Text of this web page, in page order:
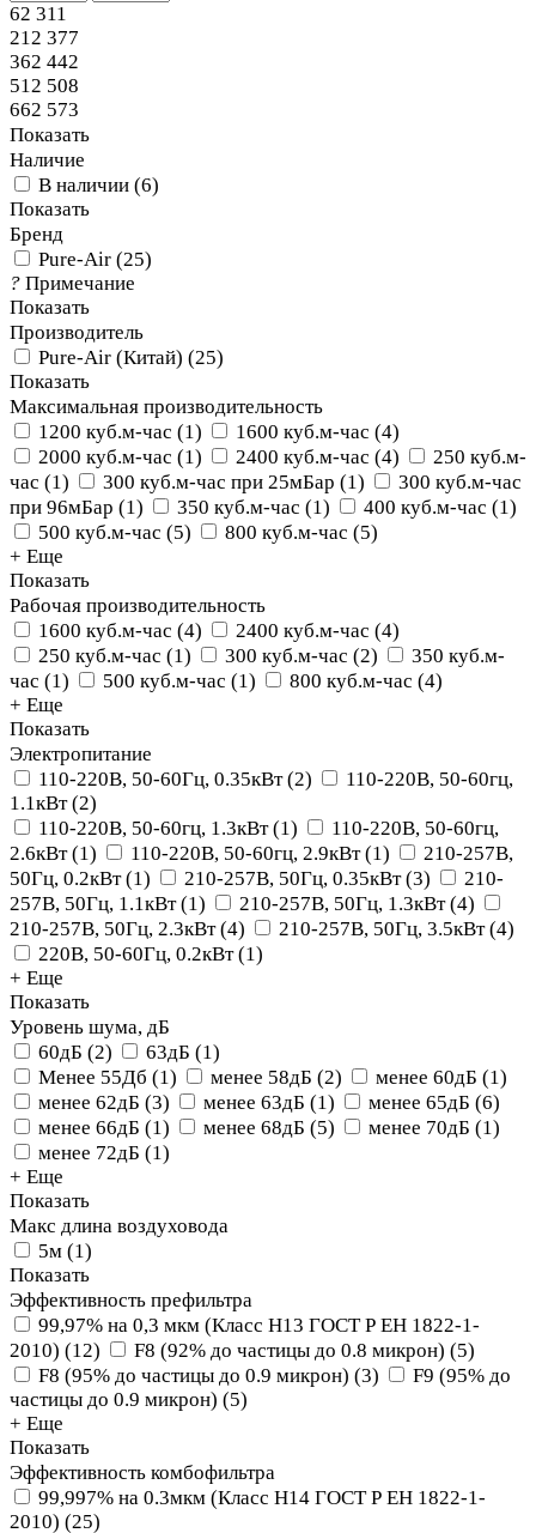
62 311
212 377
362 442
512 508
662 573
Показать
Наличие
В наличии (6)
Показать
Бренд
Pure-Air (25)
? Примечание
Показать
Производитель
Pure-Air (Китай) (25)
Показать
Максимальная производительность
1200 куб.м-час (1) 1600 куб.м-час (4)
2000 куб.м-час (1) 2400 куб.м-час (4)
250 куб.м-
час (1) 300 куб.м-час при 25мБар (1)
300 куб.м-час
при 96мБар (1) 350 куб.м-час (1) 400 куб.м-час (1)
500 куб.м-час (5) 800 куб.м-час (5)
+ Еще
Показать
Рабочая производительность
1600 куб.м-час (4) 2400 куб.м-час (4)
250 куб.м-час (1) 300 куб.м-час (2)
350 куб.м-
час (1) 500 куб.м-час (1) 800 куб.м-час (4)
+ Еще
Показать
Электропитание
110-220В, 50-60Гц, 0.35кВт(2)
110-220В, 50-60гц,
1.1кВт(2)
110-220В, 50-60гц, 1.3кВт(1)
110-220В, 50-60гц,
2.6кВт(1) 110-220В, 50-60гц, 2.9кВт(1)
210-257В,
50Гц, 0.2кВт(1) 210-257В, 50Гц, 0.35кВт(3)
210-
257В, 50Гц, 1.1кВт(1) 210-257В, 50Гц, 1.3кВт(4)
210-257В, 50Гц, 2.3кВт(4) 210-257В, 50Гц, 3.5кВт(4)
220В, 50-60Гц, 0.2кВт(1)
+ Еще
Показать
Уровень шума, дБ
60дБ (2) 63дБ (1)
Менее 55Дб (1) менее 58дБ (2) менее 60дБ (1)
менее 62дБ (3) менее 63дБ (1) менее 65дБ (6)
менее 66дБ (1) менее 68дБ (5) менее 70дБ (1)
менее 72дБ (1)
+ Еще
Показать
Макс длина воздуховода
5м (1)
Показать
Эффективность префильтра
99,97% на 0,3 мкм (Класс Н13 ГОСТ Р ЕН 1822-1-
2010) (12) F8 (92% до частицы до 0.8 микрон) (5)
F8 (95% до частицы до 0.9 микрон) (3)
F9 (95% до
частицы до 0.9 микрон) (5)
+ Еще
Показать
Эффективность комбофильтра
99,997% на 0.3мкм (Класс Н14 ГОСТ Р ЕН 1822-1-
2010) (25)